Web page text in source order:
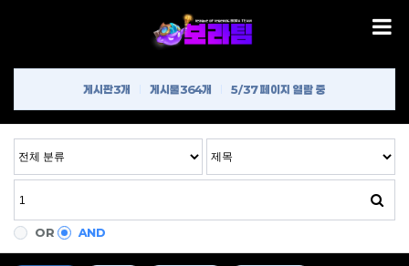
게시판3개 게시물364개 5/37 페이지 열람 중
OR AND